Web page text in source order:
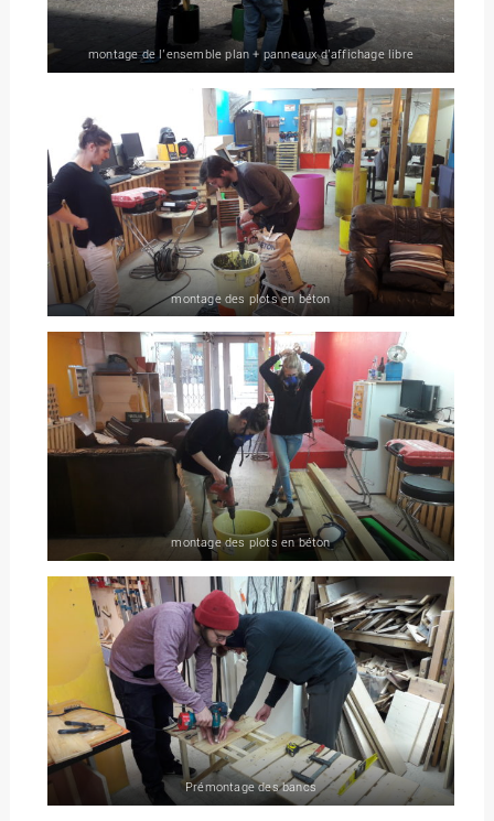
montage de l’ensemble plan + panneaux d’affichage libre
montage des plots en béton
montage des plots en béton
Prémontage des bancs